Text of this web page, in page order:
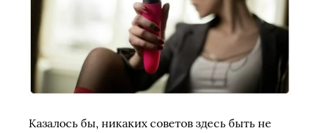
Казалось бы, никаких советов здесь быть не